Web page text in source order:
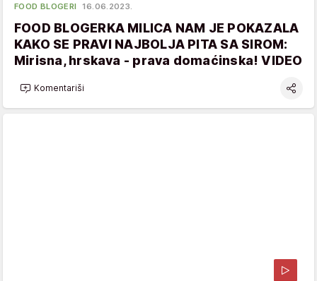
FOOD BLOGERI 16.06.2023.
FOOD BLOGERKA MILICA NAM JE POKAZALA
KAKO SE PRAVI NAJBOLJA PITA SA SIROM:
Mirisna, hrskava - prava domaćinska! VIDEO
Komentariši